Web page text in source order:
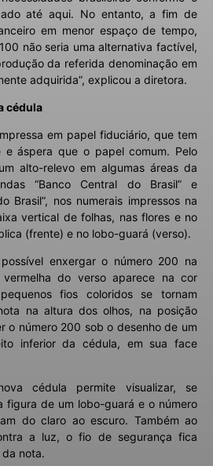
até aqui. No entanto, a fim de
em menor espaço de tempo,
não seria uma alternativa factível,
da referida denominação em
adquirida”, explicou a diretora.
cédula
em papel fiduciário, que tem
e áspera que o papel comum. Pelo
alto-relevo em algumas áreas da
“Banco Central do Brasil” e
Brasil”, nos numerais impressos na
vertical de folhas, nas flores e no
(frente) e no lobo-guará (verso).
enxergar o número 200 na
do verso aparece na cor
fios coloridos se tornam
na altura dos olhos, na posição
o número 200 sob o desenho de um
inferior da cédula, em sua face
cédula permite visualizar, se
figura de um lobo-guará e o número
do claro ao escuro. Também ao
a luz, o fio de segurança fica
nota.